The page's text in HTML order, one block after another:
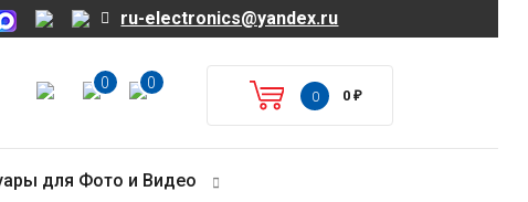
ru-electronics@yandex.ru
0 0
0 0₽
для Фото и Видео